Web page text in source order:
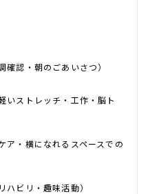
認・朝のごあいさつ）
いストレッチ・工作・脳ト
ア・横になれるスペースでの
ビリ・趣味活動）